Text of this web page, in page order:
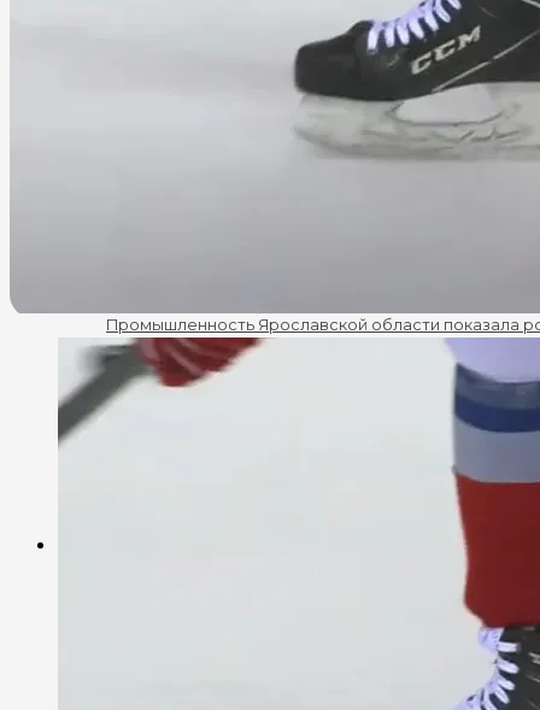
В Ярославской области стартовала регистрация
Преподаватели Демидовского университета
Промышленность Ярославской области показала
В Ярославской области выявили сговор на рынке
В Ярославской области начали дешеветь
В Ярославской области три человека погибли в
Двое подростков разобрали чужой ВАЗ на